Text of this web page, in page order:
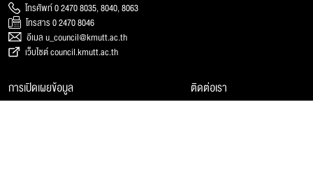
โทรศัพท์ 0 2470 8035, 8040, 8063
โทรสาร 0 2470 8046
อีเมล u_council@kmutt.ac.th
เว็บไซต์ council.kmutt.ac.th
การเปิดเผยข้อมูล ติดต่อเรา